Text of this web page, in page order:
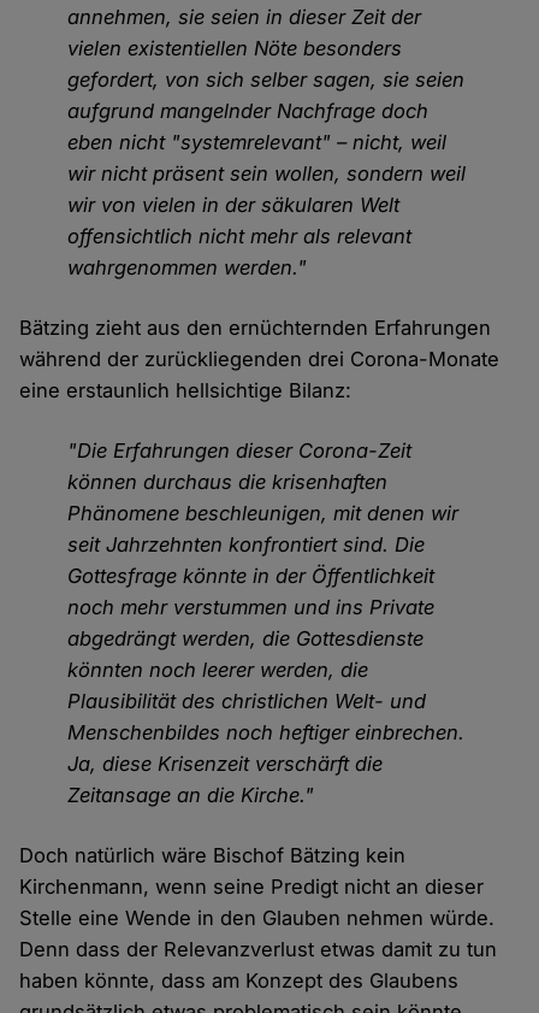
annehmen, sie seien in dieser Zeit der
vielen existentiellen Nöte besonders
gefordert, von sich selber sagen, sie seien
aufgrund mangelnder Nachfrage doch
eben nicht "systemrelevant" – nicht, weil
wir nicht präsent sein wollen, sondern weil
wir von vielen in der säkularen Welt
offensichtlich nicht mehr als relevant
wahrgenommen werden."
Bätzing zieht aus den ernüchternden Erfahrungen
während der zurückliegenden drei Corona-Monate
eine erstaunlich hellsichtige Bilanz:
"Die Erfahrungen dieser Corona-Zeit
können durchaus die krisenhaften
Phänomene beschleunigen, mit denen wir
seit Jahrzehnten konfrontiert sind. Die
Gottesfrage könnte in der Öffentlichkeit
noch mehr verstummen und ins Private
abgedrängt werden, die Gottesdienste
könnten noch leerer werden, die
Plausibilität des christlichen Welt- und
Menschenbildes noch heftiger einbrechen.
Ja, diese Krisenzeit verschärft die
Zeitansage an die Kirche."
Doch natürlich wäre Bischof Bätzing kein
Kirchenmann, wenn seine Predigt nicht an dieser
Stelle eine Wende in den Glauben nehmen würde.
Denn dass der Relevanzverlust etwas damit zu tun
haben könnte, dass am Konzept des Glaubens